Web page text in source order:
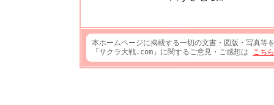
本ホームページに掲載する一切の文書・図版・写真等
「サクラ大戦.com」に関するご意見・ご感想は こちら